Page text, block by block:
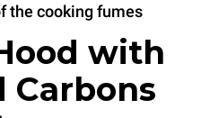
the cooking fumes
with
Carbons